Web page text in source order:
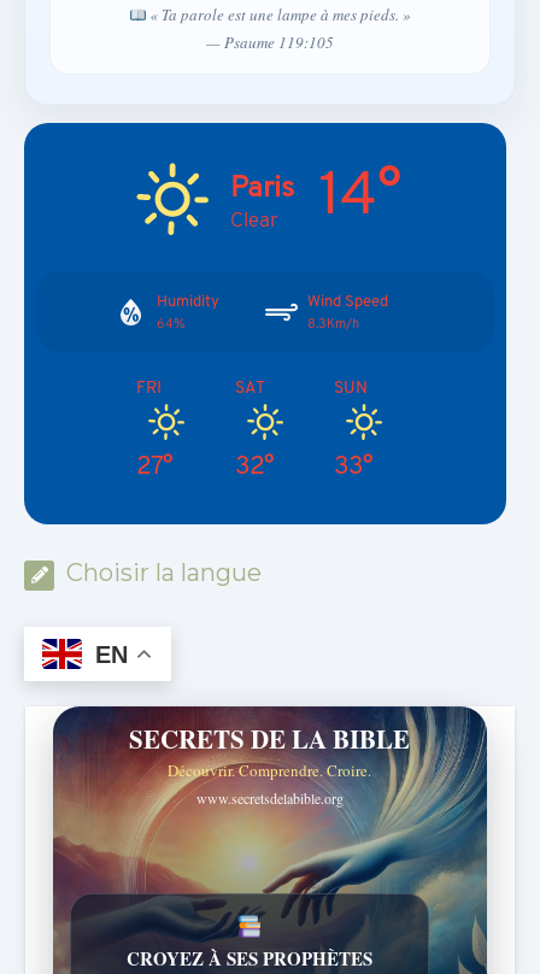
« Ta parole est une lampe à mes pieds. »
— Psaume 119:105
Paris
Clear 14°
Humidity
64%
Wind Speed
8.3Km/h
FRI
27°
SAT
32°
SUN
33°
Choisir la langue
EN
SECRETS DE LA BIBLE
Découvrir. Comprendre. Croire.
www.secretsdelabible.org
UNE FOI VIVANTE